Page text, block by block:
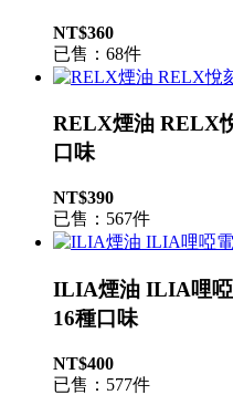
NT$360
已售：68件
RELX煙油 RELX
口味
NT$390
已售：567件
ILIA煙油 ILIA哩啞
16種口味
NT$400
已售：577件